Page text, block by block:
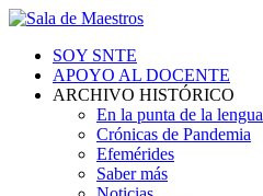
SOY SNTE
APOYO AL DOCENTE
ARCHIVO HISTÓRICO
En la punta de la lengua
Crónicas de Pandemia
Efemérides
Saber más